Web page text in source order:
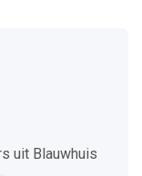
uit Blauwhuis